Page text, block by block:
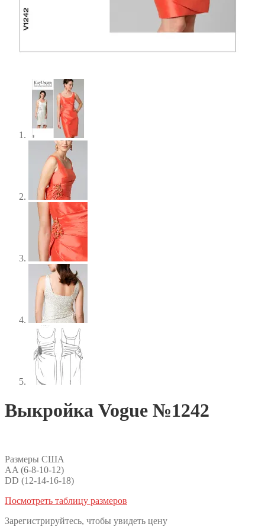
Выкройка Vogue №1242
Размеры США
AA (6-8-10-12)
DD (12-14-16-18)
Посмотреть таблицу размеров
Зарегистрируйтесь, чтобы увидеть цену